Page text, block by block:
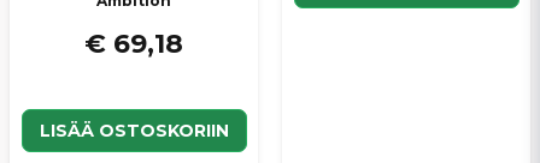
€ 69,18
LISÄÄ OSTOSKORIIN